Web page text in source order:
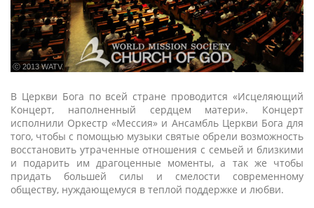
ⓒ 2013 WATV
В Церкви Бога по всей стране проводится «Исцеляющий
Концерт, наполненный сердцем матери». Концерт
исполнили Оркестр «Мессия» и Ансамбль Церкви Бога для
того, чтобы с помощью музыки святые обрели возможность
восстановить утраченные отношения с семьей и близкими
и подарить им драгоценные моменты, а так же чтобы
придать большей силы и смелости современному
обществу, нуждающемуся в теплой поддержке и любви.